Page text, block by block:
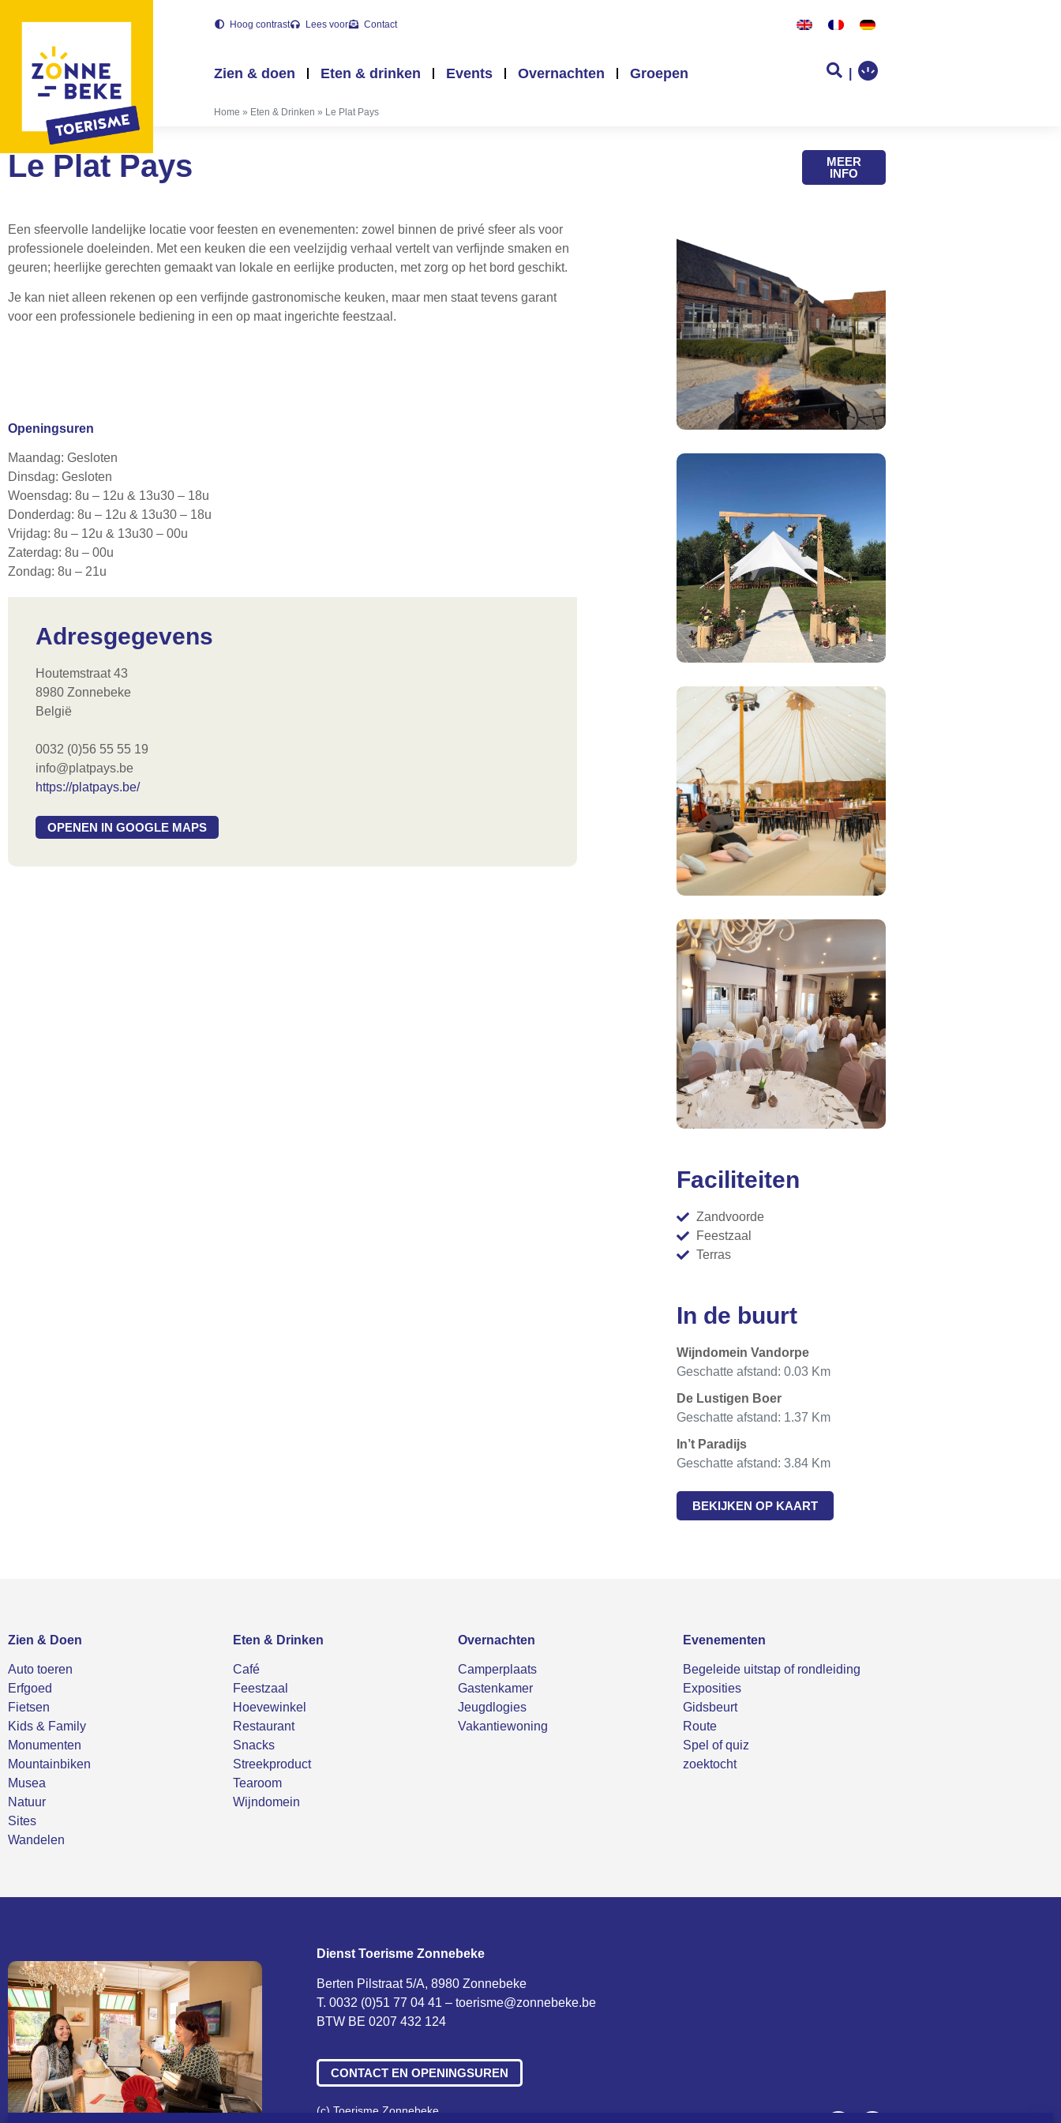
Hoog contrast Lees voor Contact
Zien & doen Eten & drinken Events Overnachten Groepen |
Home » Eten & Drinken » Le Plat Pays
Le Plat Pays
MEER
INFO
Een sfeervolle landelijke locatie voor feesten en evenementen: zowel binnen de privé sfeer als voor
professionele doeleinden. Met een keuken die een veelzijdig verhaal vertelt van verfijnde smaken en
geuren; heerlijke gerechten gemaakt van lokale en eerlijke producten, met zorg op het bord geschikt.
Je kan niet alleen rekenen op een verfijnde gastronomische keuken, maar men staat tevens garant
voor een professionele bediening in een op maat ingerichte feestzaal.
Openingsuren
Maandag: Gesloten
Dinsdag: Gesloten
Woensdag: 8u – 12u & 13u30 – 18u
Donderdag: 8u – 12u & 13u30 – 18u
Vrijdag: 8u – 12u & 13u30 – 00u
Zaterdag: 8u – 00u
Zondag: 8u – 21u
Adresgegevens
Houtemstraat 43
8980 Zonnebeke
België
0032 (0)56 55 55 19
info@platpays.be
https://platpays.be/
OPENEN IN GOOGLE MAPS
Faciliteiten
Zandvoorde
Feestzaal
Terras
In de buurt
Wijndomein Vandorpe
Geschatte afstand: 0.03 Km
De Lustigen Boer
Geschatte afstand: 1.37 Km
In’t Paradijs
Geschatte afstand: 3.84 Km
BEKIJKEN OP KAART
Zien & Doen
Auto toeren
Erfgoed
Fietsen
Kids & Family
Monumenten
Mountainbiken
Musea
Natuur
Sites
Wandelen
Eten & Drinken
Café
Feestzaal
Hoevewinkel
Restaurant
Snacks
Streekproduct
Tearoom
Wijndomein
Overnachten
Camperplaats
Gastenkamer
Jeugdlogies
Vakantiewoning
Evenementen
Begeleide uitstap of rondleiding
Exposities
Gidsbeurt
Route
Spel of quiz
zoektocht
Dienst Toerisme Zonnebeke
Berten Pilstraat 5/A, 8980 Zonnebeke
T. 0032 (0)51 77 04 41 –toerisme@zonnebeke.be
BTW BE 0207 432 124
CONTACT EN OPENINGSUREN
(c) Toerisme Zonnebeke